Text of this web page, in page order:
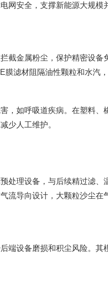
安全，支撑新能源大规模
截金属粉尘，保护精密设
滤材阻隔油性颗粒和水汽，
，如呼吸道疾病。在塑料
少人工维护。
处理设备，与后续精过滤
流导向设计，大颗粒沙尘
端设备磨损和积尘风险。